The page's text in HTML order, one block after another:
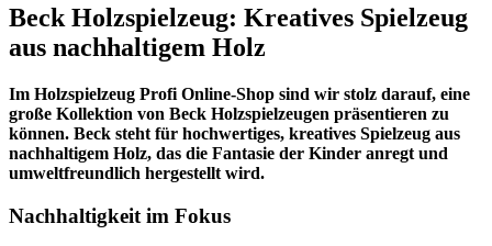
Beck Holzspielzeug: Kreatives Spielzeug
aus nachhaltigem Holz
Im Holzspielzeug Profi Online-Shop sind wir stolz darauf, eine
große Kollektion von Beck Holzspielzeugen präsentieren zu
können. Beck steht für hochwertiges, kreatives Spielzeug aus
nachhaltigem Holz, das die Fantasie der Kinder anregt und
umweltfreundlich hergestellt wird.
Nachhaltigkeit im Fokus